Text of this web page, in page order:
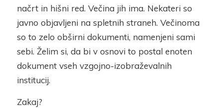
načrt in hišni red. Večina jih ima. Nekateri so
javno objavljeni na spletnih straneh. Večinoma
so to zelo obširni dokumenti, namenjeni sami
sebi. Želim si, da bi v osnovi to postal enoten
dokument vseh vzgojno-izobraževalnih
institucij.
Zakaj?